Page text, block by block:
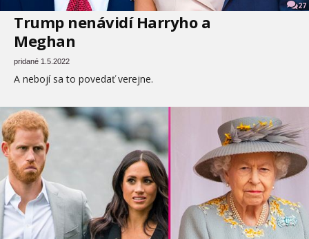
27
Trump nenávidí Harryho a
Meghan
pridané 1.5.2022
A nebojí sa to povedať verejne.